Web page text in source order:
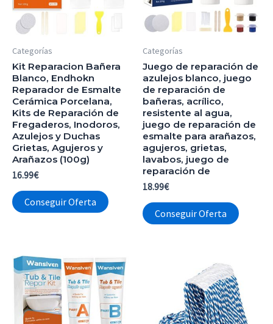
Categorías
Kit Reparacion Bañera
Blanco, Endhokn
Reparador de Esmalte
Cerámica Porcelana,
Kits de Reparación de
Fregaderos, Inodoros,
Azulejos y Duchas
Grietas, Agujeros y
Arañazos (100g)
16.99€
Conseguir Oferta
Categorías
Juego de reparación de
azulejos blanco, juego
de reparación de
bañeras, acrílico,
resistente al agua,
juego de reparación de
esmalte para arañazos,
agujeros, grietas,
lavabos, juego de
reparación de
18.99€
Conseguir Oferta